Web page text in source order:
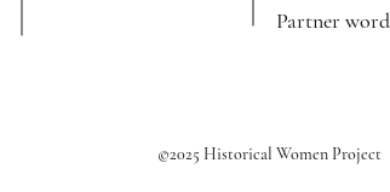
Partner
©2025 Historical Women Project